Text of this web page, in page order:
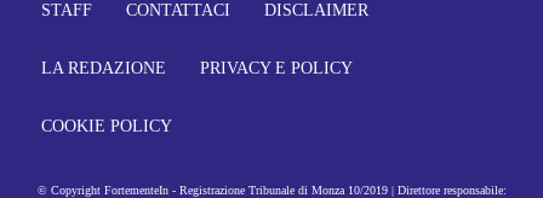
STAFF CONTATTACI DISCLAIMER
LA REDAZIONE PRIVACY E POLICY
COOKIE POLICY
© Copyright FortementeIn - Registrazione Tribunale di Monza 10/2019 | Direttore responsabile: